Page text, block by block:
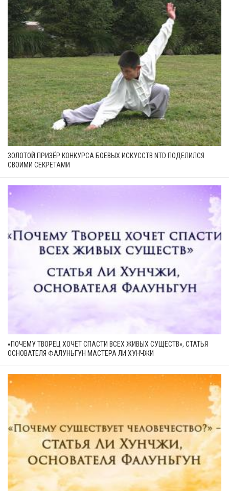
ЗОЛОТОЙ ПРИЗЁР КОНКУРСА БОЕВЫХ ИСКУССТВ NTD ПОДЕЛИЛСЯ
СВОИМИ СЕКРЕТАМИ
«ПОЧЕМУ ТВОРЕЦ ХОЧЕТ СПАСТИ ВСЕХ ЖИВЫХ СУЩЕСТВ», СТАТЬЯ
ОСНОВАТЕЛЯ ФАЛУНЬГУН МАСТЕРА ЛИ ХУНЧЖИ